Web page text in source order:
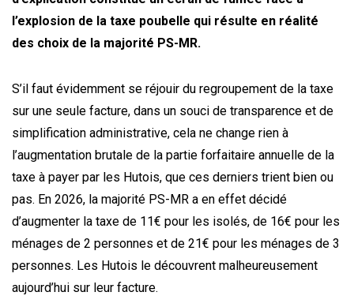
l’explosion de la taxe poubelle qui résulte en réalité
des choix de la majorité PS-MR.
S’il faut évidemment se réjouir du regroupement de la taxe
sur une seule facture, dans un souci de transparence et de
simplification administrative, cela ne change rien à
l’augmentation brutale de la partie forfaitaire annuelle de la
taxe à payer par les Hutois, que ces derniers trient bien ou
pas. En 2026, la majorité PS-MR a en effet décidé
d’augmenter la taxe de 11€ pour les isolés, de 16€ pour les
ménages de 2 personnes et de 21€ pour les ménages de 3
personnes. Les Hutois le découvrent malheureusement
aujourd’hui sur leur facture.